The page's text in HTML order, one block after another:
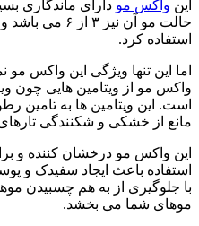
مو دارای ماندگاری بسیار
حالت مو آن نیز ۳ از ۶ می باشد
کرد.
ویژگی این واکس مو نمی
ویتامین ها به تامین رطوبت
خشکی و شکنندگی تارهای مو می
مو درخشان کننده و براق کننده
باعث ایجاد سفیدک و پوسته
از به هم چسبیدن موها، ظاهری
می بخشد.